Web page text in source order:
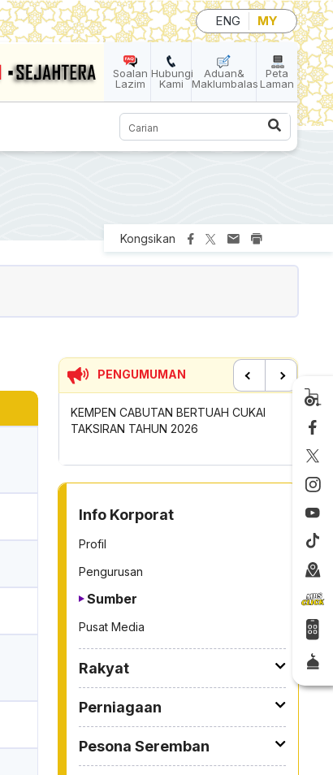
ENG MY
Soalan
Lazim
Hubungi
Kami
Aduan&
Maklumbalas
Peta
Laman
Carian
Kongsikan
PENGUMUMAN
SUMBANGAN INSENTIF AKTIVITI
GOTONG-ROYONG MBS TAHUN 2026
Info Korporat
Profil
Pengurusan
Sumber
Pusat Media
Rakyat
Perniagaan
Pesona Seremban